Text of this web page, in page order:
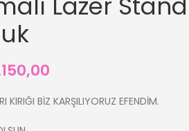
KIRIĞI BİZ KARŞILIYORUZ EFENDİM.